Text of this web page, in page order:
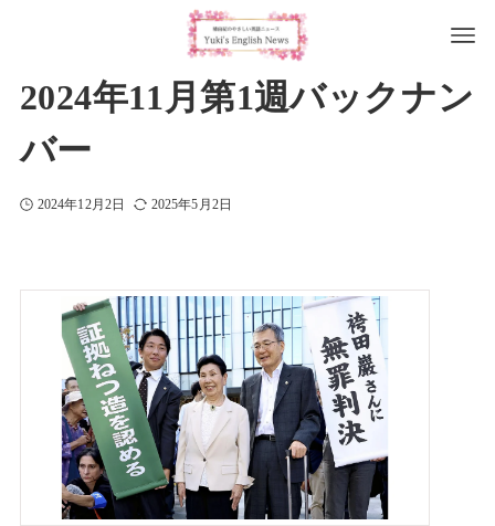
2024年11月第1週バックナン
バー
2024年12月2日 2025年5月2日